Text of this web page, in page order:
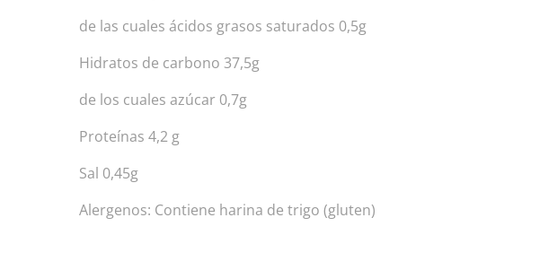
de las cuales ácidos grasos saturados 0,5g
Hidratos de carbono 37,5g
de los cuales azúcar 0,7g
Proteínas 4,2 g
Sal 0,45g
Alergenos: Contiene harina de trigo (gluten)